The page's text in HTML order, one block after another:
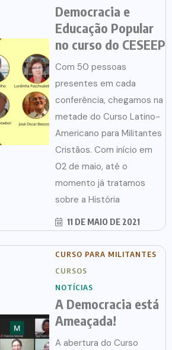
Democracia e
Educação Popular
no curso do CESEEP
Com 50 pessoas
presentes em cada
conferência, chegamos na
metade do Curso Latino-
Americano para Militantes
Cristãos. Com início em
02 de maio, até o
momento já tratamos
sobre a História
11 DE MAIO DE 2021
CURSO PARA MILITANTES
CURSOS
NOTÍCIAS
A Democracia está
Ameaçada!
A abertura do Curso